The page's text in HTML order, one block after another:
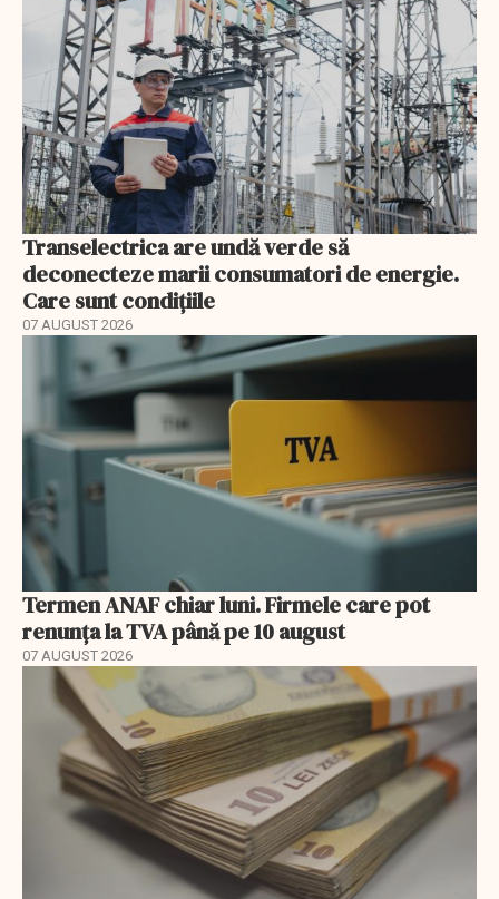
Transelectrica are undă verde să
deconecteze marii consumatori de energie.
Care sunt condițiile
07 AUGUST 2026
Termen ANAF chiar luni. Firmele care pot
renunța la TVA până pe 10 august
07 AUGUST 2026